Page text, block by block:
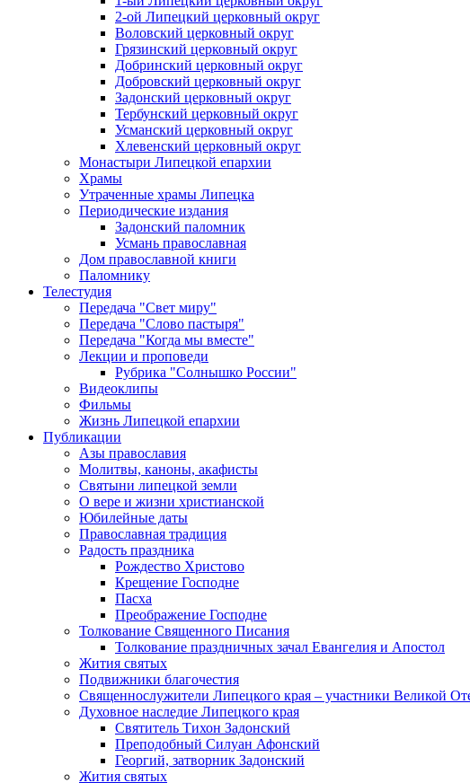
2-ой Липецкий церковный округ
Воловский церковный округ
Грязинский церковный округ
Добринский церковный округ
Добровский церковный округ
Задонский церковный округ
Тербунский церковный округ
Усманский церковный округ
Хлевенский церковный округ
Монастыри Липецкой епархии
Храмы
Утраченные храмы Липецка
Периодические издания
Задонский паломник
Усмань православная
Дом православной книги
Паломнику
Телестудия
Передача "Свет миру"
Передача "Слово пастыря"
Передача "Когда мы вместе"
Лекции и проповеди
Рубрика "Солнышко России"
Видеоклипы
Фильмы
Жизнь Липецкой епархии
Публикации
Азы православия
Молитвы, каноны, акафисты
Святыни липецкой земли
О вере и жизни христианской
Юбилейные даты
Православная традиция
Радость праздника
Рождество Христово
Крещение Господне
Пасха
Преображение Господне
Толкование Священного Писания
Толкование праздничных зачал Евангелия и Апостол
Жития святых
Подвижники благочестия
Священнослужители Липецкого края – участники Великой
Духовное наследие Липецкого края
Святитель Тихон Задонский
Преподобный Силуан Афонский
Георгий, затворник Задонский
Жития святых